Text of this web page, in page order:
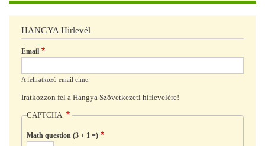
HANGYA Hírlevél
Email
A feliratkozó email címe.
Iratkozzon fel a Hangya Szövetkezeti hírlevelére!
CAPTCHA
Math question (3 + 1 =)